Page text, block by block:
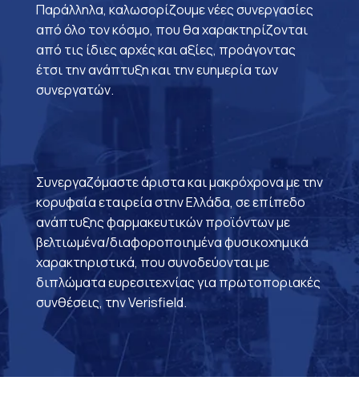
Παράλληλα, καλωσορίζουμε νέες συνεργασίες
από όλο τον κόσμο, που θα χαρακτηρίζονται
από τις ίδιες αρχές και αξίες, προάγοντας
έτσι την ανάπτυξη και την ευημερία των
συνεργατών.
Συνεργαζόμαστε άριστα και μακρόχρονα με την
κορυφαία εταιρεία στην Ελλάδα, σε επίπεδο
ανάπτυξης φαρμακευτικών προϊόντων με
βελτιωμένα/διαφοροποιημένα φυσικοχημικά
χαρακτηριστικά, που συνοδεύονται με
διπλώματα ευρεσιτεχνίας για πρωτοποριακές
συνθέσεις, την Verisfield.